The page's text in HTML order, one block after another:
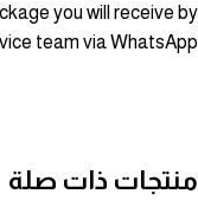
you will receive by
team via WhatsApp.
منتجات ذات صلة